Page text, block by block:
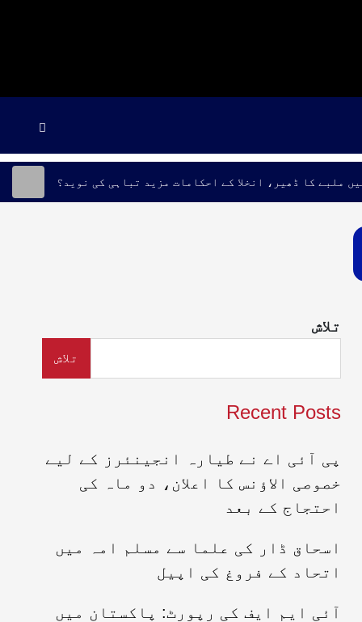
ملبے کا ڈھیر، انخلا کے احکامات مزید تباہی کی نوید؟
تلاش
تلاش
Recent Posts
پی آئی اے نے طیارہ انجینئرز کے لیے
خصوصی الاؤنس کا اعلان، دو ماہ کی
احتجاج کے بعد
اسحاق ڈار کی علما سے مسلم امہ میں
اتحاد کے فروغ کی اپیل
آئی ایم ایف کی رپورٹ: پاکستان میں